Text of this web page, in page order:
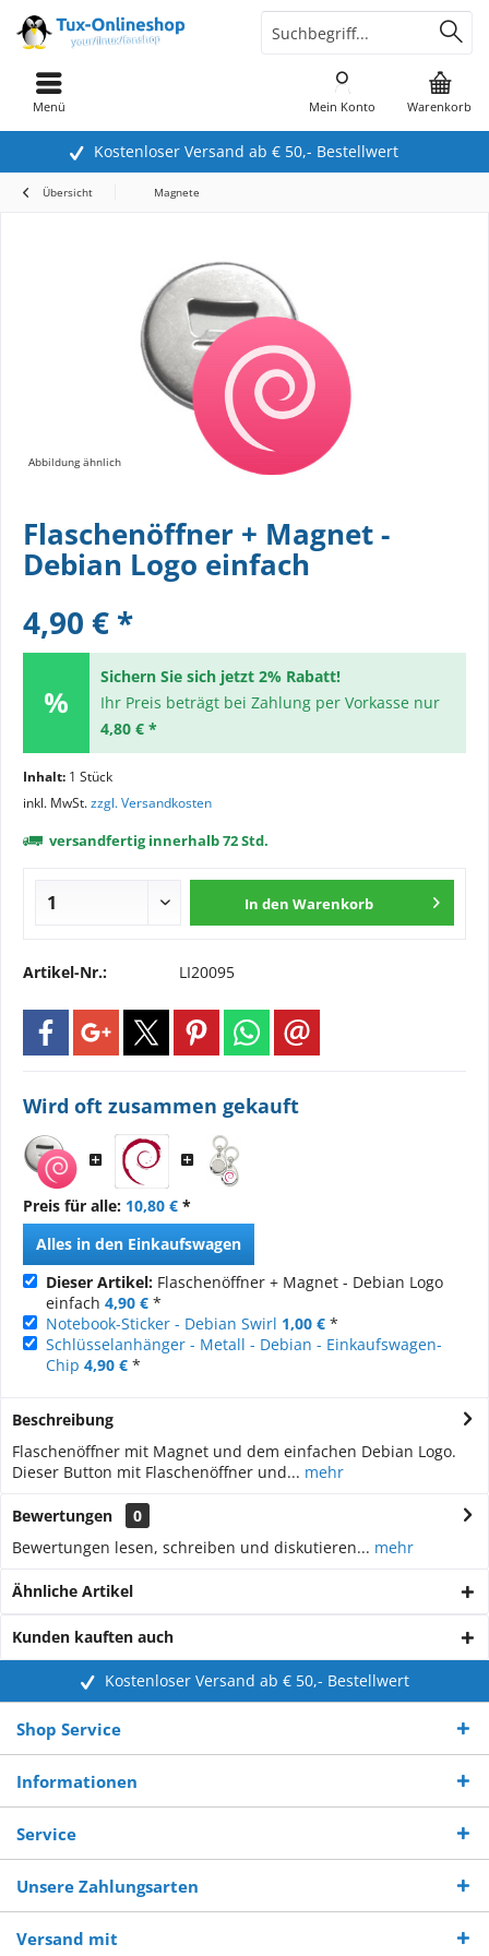
Kostenloser Versand ab € 50,- Bestellwert
Warenkorb
Mein Konto
Menü
Übersicht Magnete
Abbildung ähnlich
Flaschenöffner + Magnet -
Debian Logo einfach
4,90 € *
Sichern Sie sich jetzt 2% Rabatt!
Ihr Preis beträgt bei Zahlung per Vorkasse nur
4,80 € *
Inhalt: 1 Stück
inkl. MwSt.zzgl. Versandkosten
versandfertig innerhalb 72 Std.
In den Warenkorb
Artikel-Nr.: LI20095
Wird oft zusammen gekauft
Preis für alle: 10,80 € *
Alles in den Einkaufswagen
Dieser Artikel: Flaschenöffner + Magnet - Debian Logo
einfach 4,90 € *
Notebook-Sticker - Debian Swirl 1,00 € *
Schlüsselanhänger - Metall - Debian - Einkaufswagen-
Chip 4,90 € *
Beschreibung
Flaschenöffner mit Magnet und dem einfachen Debian Logo.
Dieser Button mit Flaschenöffner und... mehr
Bewertungen
0
Bewertungen lesen, schreiben und diskutieren... mehr
Ähnliche Artikel
Kunden kauften auch
Kostenloser Versand ab € 50,- Bestellwert
Shop Service
Informationen
Service
Unsere Zahlungsarten
Versand mit